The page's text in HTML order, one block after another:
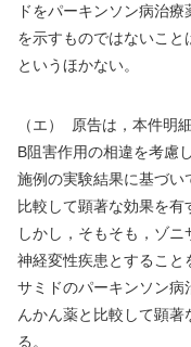
ドをパーキンソン病治
を示すものではないこと
というほかない。
（エ） 原告は，本件明
B阻害作用の相違を考慮
施例の実験結果に基づい
比較して顕著な効果を有
しかし，そもそも，ゾ
神経変性疾患とすること
サミドのパーキンソン病
んかん薬と比較して顕
る。